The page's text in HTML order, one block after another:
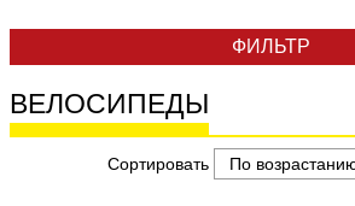
ФИЛЬТР
ВЕЛОСИПЕДЫ
Сортировать